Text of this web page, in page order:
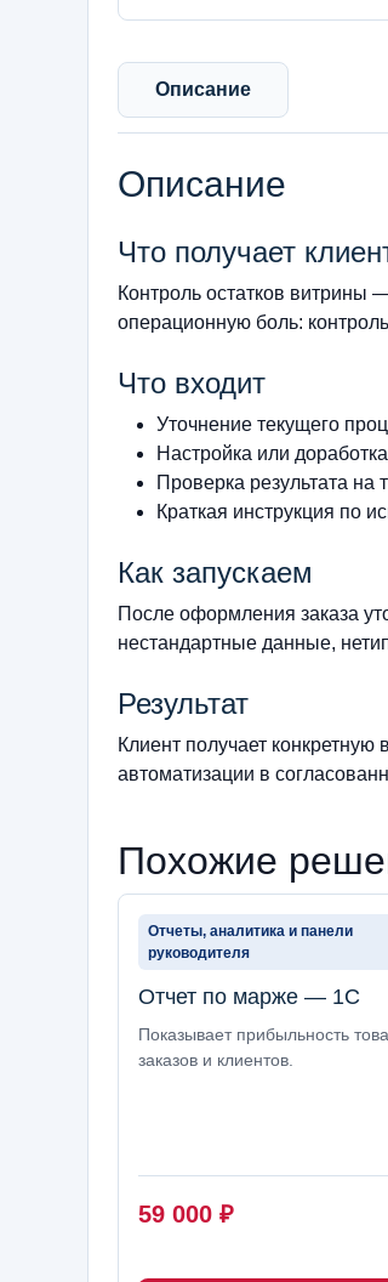
Описание
Описание
Что получает
Контроль остатков витрины
операционную боль:
Что входит
Уточнение текущего
Настройка или
Проверка результата
Краткая инструкция по
Как запускаем
После оформления заказа
нестандартные данные,
Результат
Клиент получает
автоматизации в
Похожие
Отчеты, аналитика и панели
руководителя
Отчет по марже — 1С
Показывает прибыльность
заказов и клиентов.
59 000 ₽